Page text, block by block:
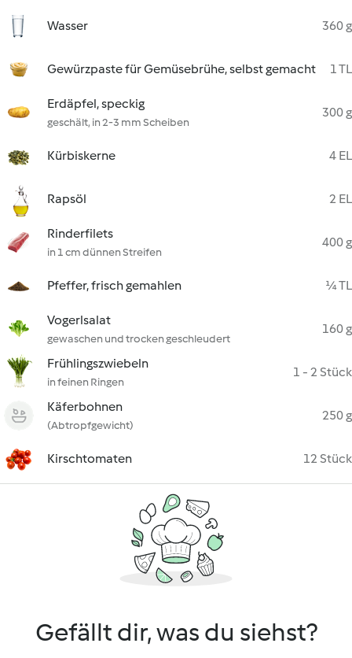
Wasser 360 g
Gewürzpaste für Gemüsebrühe, selbst gemacht 1 TL
Erdäpfel, speckig
geschält, in 2-3 mm Scheiben
300 g
Kürbiskerne 4 EL
Rapsöl 2 EL
Rinderfilets
in 1 cm dünnen Streifen
400 g
Pfeffer, frisch gemahlen ¼ TL
Vogerlsalat
gewaschen und trocken geschleudert
160 g
Frühlingszwiebeln
in feinen Ringen
1 - 2 Stück
Käferbohnen
(Abtropfgewicht)
250 g
Kirschtomaten 12 Stück
Gefällt dir, was du siehst?